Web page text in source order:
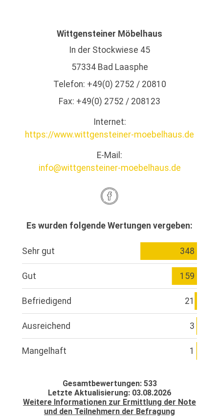
Wittgensteiner Möbelhaus
In der Stockwiese 45
57334 Bad Laasphe
Telefon: +49(0) 2752 / 20810
Fax: +49(0) 2752 / 208123
Internet:
https://www.wittgensteiner-moebelhaus.de
E-Mail:
info@wittgensteiner-moebelhaus.de
Es wurden folgende Wertungen vergeben:
Sehr gut 348
Gut 159
Befriedigend 21
Ausreichend 3
Mangelhaft 1
Gesamtbewertungen: 533
Letzte Aktualisierung: 03.08.2026
Weitere Informationen zur Ermittlung der Note
und den Teilnehmern der Befragung